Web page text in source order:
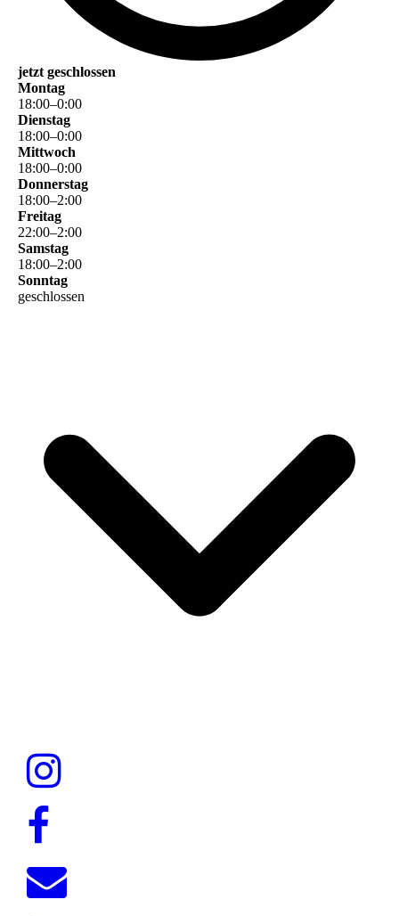
jetzt geschlossen
Montag
18:00–0:00
Dienstag
18:00–0:00
Mittwoch
18:00–0:00
Donnerstag
18:00–2:00
Freitag
22:00–2:00
Samstag
18:00–2:00
Sonntag
geschlossen